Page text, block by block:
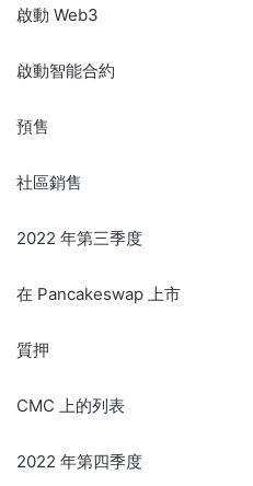
啟動 Web3
啟動智能合約
預售
社區銷售
2022 年第三季度
在 Pancakeswap 上市
質押
CMC 上的列表
2022 年第四季度